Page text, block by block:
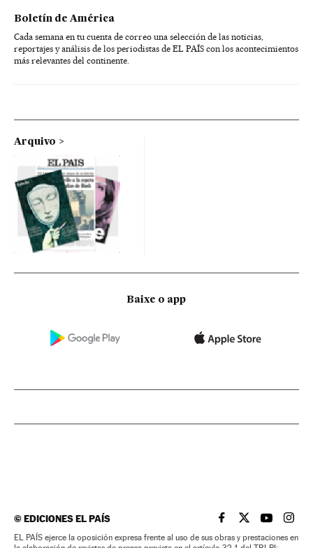
Boletín de América
Cada semana en tu cuenta de correo una selección de las noticias,
reportajes y análisis de los periodistas de EL PAÍS con los acontecimientos
más relevantes del continente.
Arquivo
Baixe o app
©EDICIONES EL PAÍS EL PAÍS BRASIL EN
EL PAÍSEL PAÍS
EL
EL PAÍS ejerce la oposición expresa frente al uso de sus obras y prestaciones en